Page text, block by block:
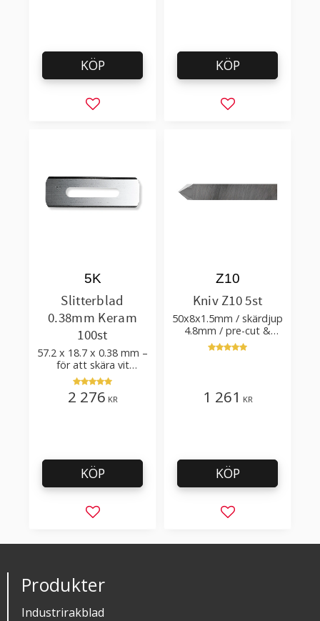
Lägg till i favoriter
KÖP
Lägg till i
KÖP
Slitterblad
0.38mm Keram
100st
57.2 x 18.7 x 0.38 mm –
för att skära vit
plastfilm med tillsatser
5K
2 276 KR
Lägg till i favoriter
KÖP
Kniv Z10 5st
50x8x1.5mm / skärdjup
4.8mm / pre-cut &
post-cut 0.84xTm /
skärvinkel 50°
Z10
1 261 KR
Lägg till i
KÖP
Produkter
Industrirakblad